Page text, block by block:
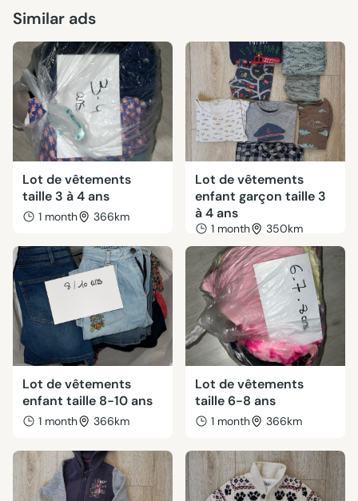
Similar ads
Lot de vêtements
taille 3 à 4 ans
1 month 366km
Lot de vêtements
enfant garçon taille 3
à 4 ans
1 month 350km
Lot de vêtements
enfant taille 8-10 ans
1 month 366km
Lot de vêtements
taille 6-8 ans
1 month 366km